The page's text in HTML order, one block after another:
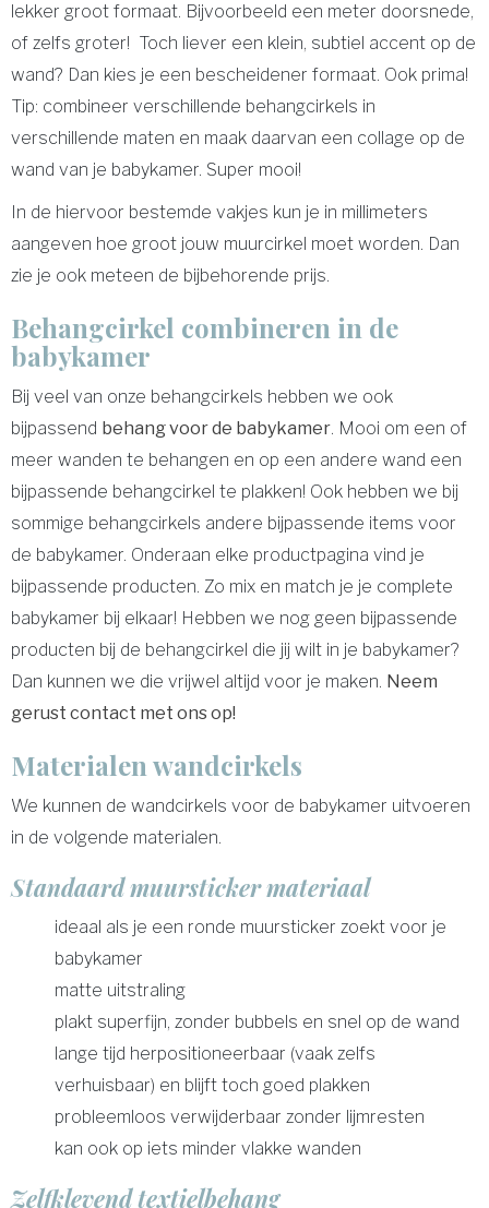
lekker groot formaat. Bijvoorbeeld een meter doorsnede,
of zelfs groter! Toch liever een klein, subtiel accent op de
wand? Dan kies je een bescheidener formaat. Ook prima!
Tip: combineer verschillende behangcirkels in
verschillende maten en maak daarvan een collage op de
wand van je babykamer. Super mooi!
In de hiervoor bestemde vakjes kun je in millimeters
aangeven hoe groot jouw muurcirkel moet worden. Dan
zie je ook meteen de bijbehorende prijs.
Behangcirkel combineren in de
babykamer
Bij veel van onze behangcirkels hebben we ook
bijpassend behang voor de babykamer. Mooi om een of
meer wanden te behangen en op een andere wand een
bijpassende behangcirkel te plakken! Ook hebben we bij
sommige behangcirkels andere bijpassende items voor
de babykamer. Onderaan elke productpagina vind je
bijpassende producten. Zo mix en match je je complete
babykamer bij elkaar! Hebben we nog geen bijpassende
producten bij de behangcirkel die jij wilt in je babykamer?
Dan kunnen we die vrijwel altijd voor je maken. Neem
gerust contact met ons op!
Materialen wandcirkels
We kunnen de wandcirkels voor de babykamer uitvoeren
in de volgende materialen.
Standaard muursticker materiaal
ideaal als je een ronde muursticker zoekt voor je
babykamer
matte uitstraling
plakt superfijn, zonder bubbels en snel op de wand
lange tijd herpositioneerbaar (vaak zelfs
verhuisbaar) en blijft toch goed plakken
probleemloos verwijderbaar zonder lijmresten
kan ook op iets minder vlakke wanden
Zelfklevend textielbehang